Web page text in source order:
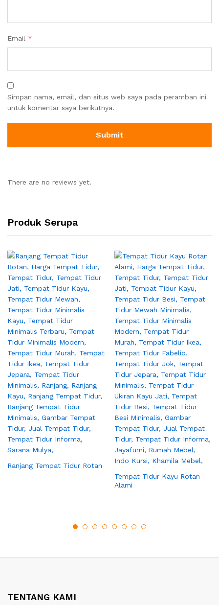
Email *
Simpan nama, email, dan situs web saya pada peramban ini
untuk komentar saya berikutnya.
There are no reviews yet.
Produk Serupa
Ranjang Tempat Tidur Rotan
Tempat Tidur Kayu Rotan
Alami
TENTANG KAMI